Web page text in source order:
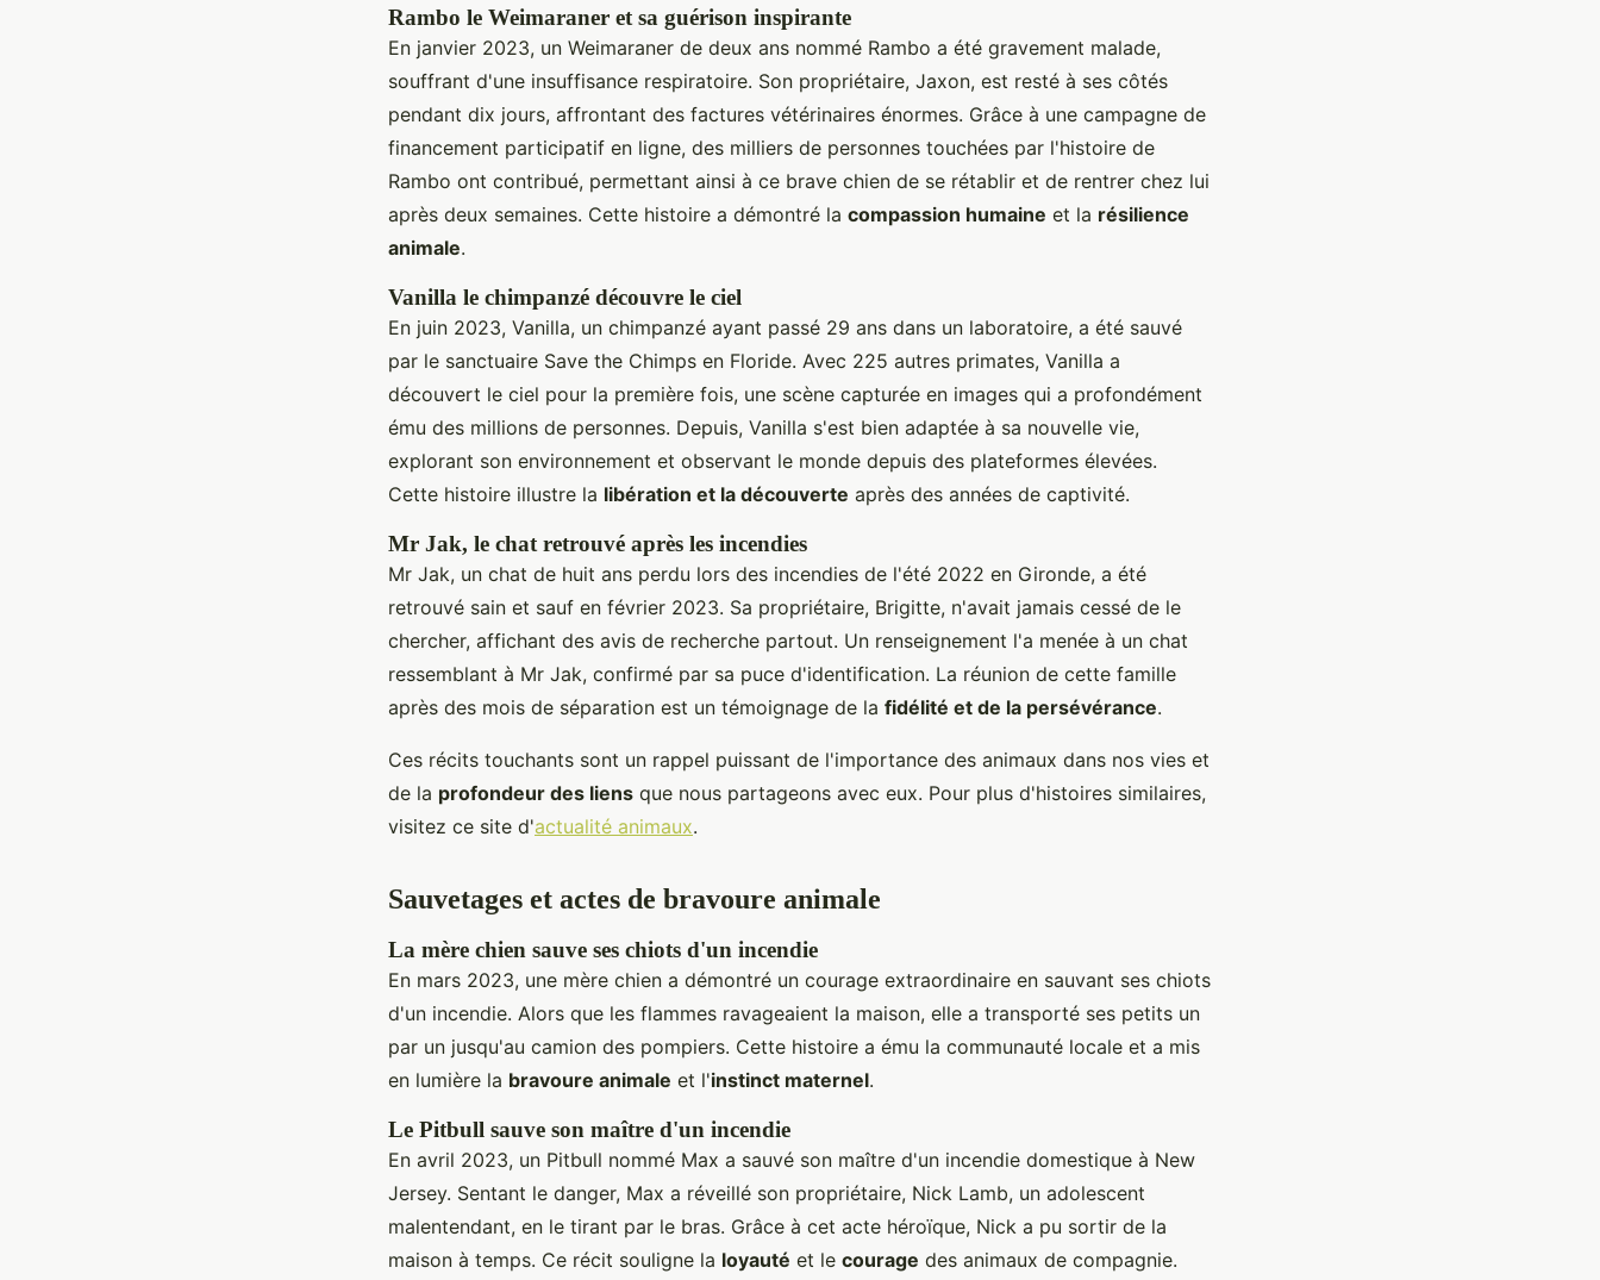
Rambo le Weimaraner et sa guérison inspirante
En janvier 2023, un Weimaraner de deux ans nommé Rambo a été gravement malade,
souffrant d'une insuffisance respiratoire. Son propriétaire, Jaxon, est resté à ses côtés
pendant dix jours, affrontant des factures vétérinaires énormes. Grâce à une campagne de
financement participatif en ligne, des milliers de personnes touchées par l'histoire de
Rambo ont contribué, permettant ainsi à ce brave chien de se rétablir et de rentrer chez lui
après deux semaines. Cette histoire a démontré la compassion humaine et la résilience
animale.
Vanilla le chimpanzé découvre le ciel
En juin 2023, Vanilla, un chimpanzé ayant passé 29 ans dans un laboratoire, a été sauvé
par le sanctuaire Save the Chimps en Floride. Avec 225 autres primates, Vanilla a
découvert le ciel pour la première fois, une scène capturée en images qui a profondément
ému des millions de personnes. Depuis, Vanilla s'est bien adaptée à sa nouvelle vie,
explorant son environnement et observant le monde depuis des plateformes élevées.
Cette histoire illustre la libération et la découverte après des années de captivité.
Mr Jak, le chat retrouvé après les incendies
Mr Jak, un chat de huit ans perdu lors des incendies de l'été 2022 en Gironde, a été
retrouvé sain et sauf en février 2023. Sa propriétaire, Brigitte, n'avait jamais cessé de le
chercher, affichant des avis de recherche partout. Un renseignement l'a menée à un chat
ressemblant à Mr Jak, confirmé par sa puce d'identification. La réunion de cette famille
après des mois de séparation est un témoignage de la fidélité et de la persévérance.
Ces récits touchants sont un rappel puissant de l'importance des animaux dans nos vies et
de la profondeur des liens que nous partageons avec eux. Pour plus d'histoires similaires,
visitez ce site d'actualité animaux.
Sauvetages et actes de bravoure animale
La mère chien sauve ses chiots d'un incendie
En mars 2023, une mère chien a démontré un courage extraordinaire en sauvant ses chiots
d'un incendie. Alors que les flammes ravageaient la maison, elle a transporté ses petits un
par un jusqu'au camion des pompiers. Cette histoire a ému la communauté locale et a mis
en lumière la bravoure animale et l'instinct maternel.
Le Pitbull sauve son maître d'un incendie
En avril 2023, un Pitbull nommé Max a sauvé son maître d'un incendie domestique à New
Jersey. Sentant le danger, Max a réveillé son propriétaire, Nick Lamb, un adolescent
malentendant, en le tirant par le bras. Grâce à cet acte héroïque, Nick a pu sortir de la
maison à temps. Ce récit souligne la loyauté et le courage des animaux de compagnie.